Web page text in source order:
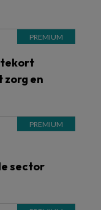
zorg en
sector